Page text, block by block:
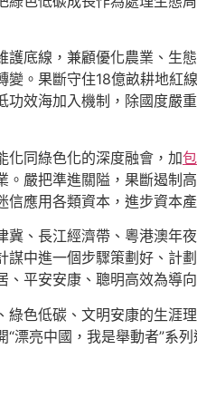
底線，兼顧優化農業、生
。果斷守住18億畝耕地
功效海加入機制，除國度嚴
化同綠色化的深度融會，加
嚴把準進關隘，果斷遏
應用各類資本，進步資本產
冀、長江經濟帶、粵港澳年
中進一個步驟策劃好、
平安安康、聰明高效為導
色低碳、文明安康的生涯
漂亮中國，我是舉動者”系